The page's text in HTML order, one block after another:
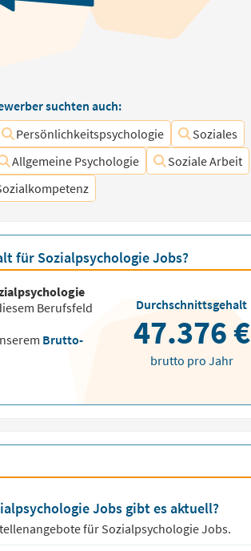
suchten auch:
Persönlichkeitspsychologie
Soziales
Allgemeine Psychologie
Soziale Arbeit
für Sozialpsychologie Jobs?
Berufsfeld
Brutto-
Durchschnittsgehalt
47.376 €
brutto pro Jahr
Jobs gibt es aktuell?
fürSozialpsychologie Jobs.